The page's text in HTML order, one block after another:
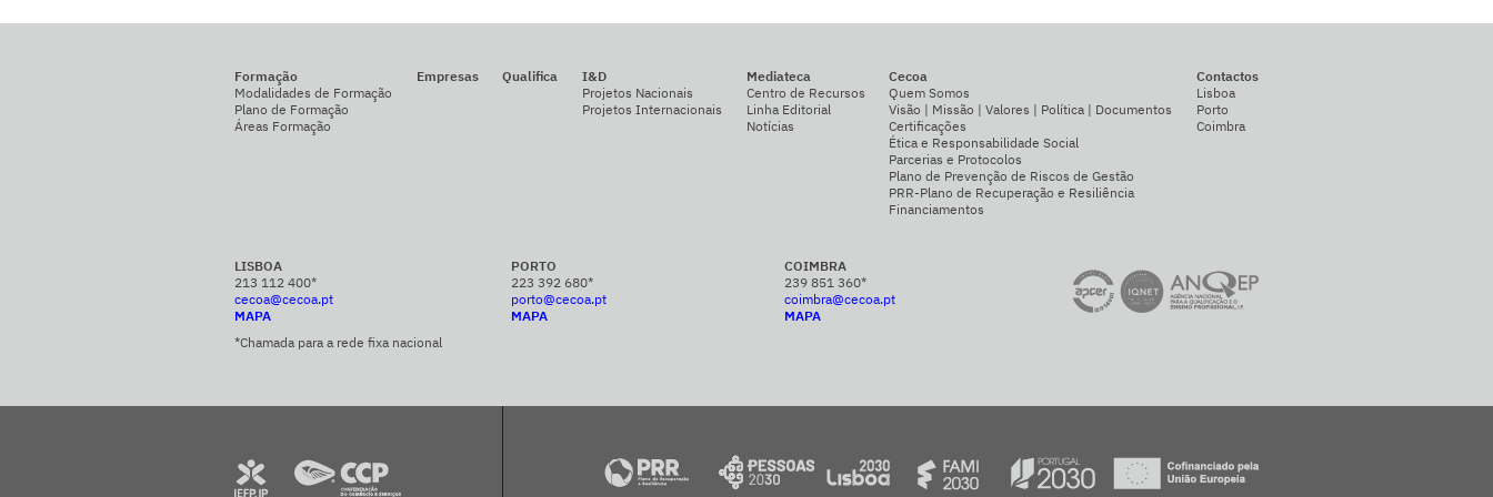
Formação
Modalidades de Formação
Plano de Formação
Áreas Formação
Empresas Qualifica
I&D
Projetos Nacionais
Projetos Internacionais
Mediateca
Centro de Recursos
Linha Editorial
Notícias
Cecoa
Quem Somos
Visão | Missão | Valores | Política | Documentos
Certificações
Ética e Responsabilidade Social
Parcerias e Protocolos
Plano de Prevenção de Riscos de Gestão
PRR-Plano de Recuperação e Resiliência
Financiamentos
Contactos
Lisboa
Porto
Coimbra
LISBOA
213 112 400*
cecoa@cecoa.pt
MAPA
PORTO
223 392 680*
porto@cecoa.pt
MAPA
COIMBRA
239 851 360*
coimbra@cecoa.pt
MAPA
*Chamada para a rede fixa nacional